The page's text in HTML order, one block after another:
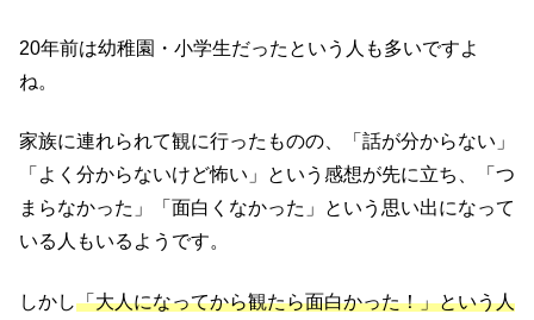
20年前は幼稚園・小学生だったという人も多いですよ
ね。
家族に連れられて観に行ったものの、「話が分からない」
「よく分からないけど怖い」という感想が先に立ち、「つ
まらなかった」「面白くなかった」という思い出になって
いる人もいるようです。
しかし「大人になってから観たら面白かった！」という人